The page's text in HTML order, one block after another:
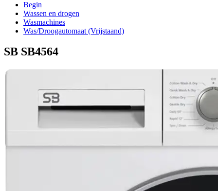
Begin
Wassen en drogen
Wasmachines
Was/Droogautomaat (Vrijstaand)
SB SB4564